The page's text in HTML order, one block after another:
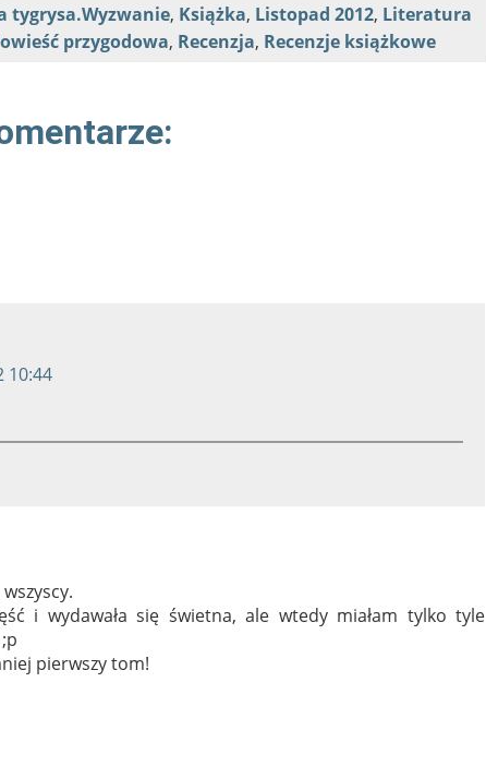
tygrysa.Wyzwanie, Książka, Listopad 2012, Literatura
przygodowa, Recenzja, Recenzje książkowe
10:44
i wydawała się świetna, ale wtedy miałam tylko tyle
pierwszy tom!